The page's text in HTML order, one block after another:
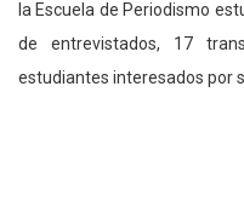
la Escuela de Periodismo
de entrevistados, 17
estudiantes interesados por